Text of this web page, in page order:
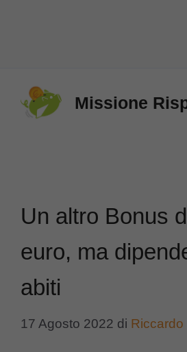
Missione
Un altro Bonus
euro, ma
abiti
17 Agosto 2022 di Riccardo